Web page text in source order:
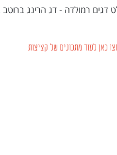
רמולדה - דג הרינג ברוטב
לעוד מתכונים של קציצות